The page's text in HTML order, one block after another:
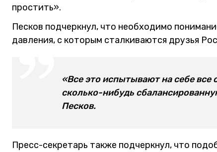
простить».
Песков подчеркнул, что необходимо
давления, с которым сталкиваются друзья
«Все это испытывают на себе
сколько-нибудь
Песков.
Пресс-секретарь также подчеркнул, что